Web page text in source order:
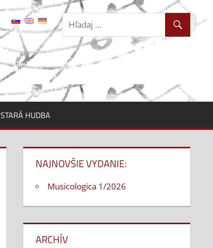
STARÁ HUDBA
NAJNOVŠIE VYDANIE:
Musicologica 1/2026
ARCHÍV